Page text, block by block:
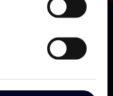
fantasien
LEGO-
vildere end den